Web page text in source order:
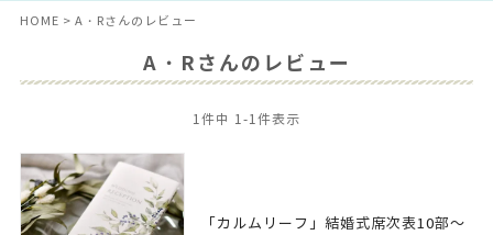
HOME A・Rさんのレビュー
A・Rさんのレビュー
1 件中 1 -1 件表示
「カルムリーフ」結婚式席次表10部～